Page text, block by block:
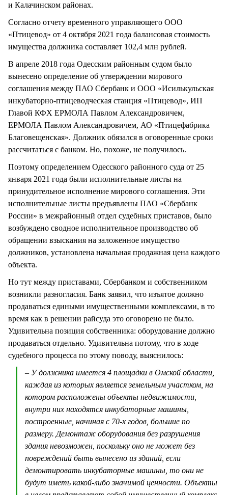
и Калачинском районах.
Согласно отчету временного управляющего ООО
«Птицевод» от 4 октября 2021 года балансовая стоимость
имущества должника составляет 102,4 млн рублей.
В апреле 2018 года Одесским районным судом было
вынесено определение об утверждении мирового
соглашения между ПАО Сбербанк и ООО «Исилькульская
инкубаторно-птицеводческая станция «Птицевод», ИП
Главой КФХ ЕРМОЛА Павлом Александровичем,
ЕРМОЛА Павлом Александровичем, АО «Птицефабрика
Благовещенская». Должник обязался в оговоренные сроки
рассчитаться с банком. Но, похоже, не получилось.
Поэтому определением Одесского районного суда от 25
января 2021 года были исполнительные листы на
принудительное исполнение мирового соглашения. Эти
исполнительные листы предъявлены ПАО «Сбербанк
России» в межрайонный отдел судебных приставов, было
возбуждено сводное исполнительное производство об
обращении взыскания на заложенное имущество
должников, установлена начальная продажная цена каждого
объекта.
Но тут между приставами, Сбербанком и собственником
возникли разногласия. Банк заявил, что изъятое должно
продаваться едиными имущественными комплексами, в то
время как в решении райсуда это оговорено не было.
Удивительна позиция собственника: оборудование должно
продаваться отдельно. Удивительна потому, что в ходе
судебного процесса по этому поводу, выяснилось:
– У должника имеется 4 площадки в Омской области,
каждая из которых является земельным участком, на
котором расположены объекты недвижимости,
внутри них находятся инкубаторные машины,
построенные, начиная с 70-х годов, большие по
размеру. Демонтаж оборудования без разрушения
здания невозможен, поскольку оно не может без
повреждений быть вынесено из зданий, если
демонтировать инкубаторные машины, то они не
будут иметь какой-либо значимой ценности. Объекты